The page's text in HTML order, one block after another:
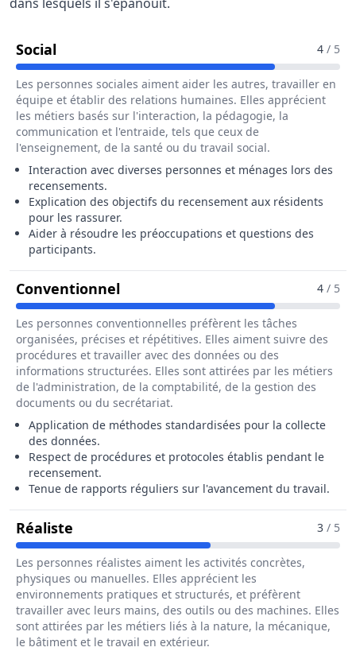
SocialPour Le Métier De Agent Recenseur /4 / 5
Les personnes sociales aiment aider les autres, travailler en
équipe et établir des relations humaines. Elles apprécient
les métiers basés sur l'interaction, la pédagogie, la
communication et l'entraide, tels que ceux de
l'enseignement, de la santé ou du travail social.
Interaction avec diverses personnes et ménages lors des
recensements.
Explication des objectifs du recensement aux résidents
pour les rassurer.
Aider à résoudre les préoccupations et questions des
participants.
ConventionnelPour Le Métier De Agent 4 / 5
Les personnes conventionnelles préfèrent les tâches
organisées, précises et répétitives. Elles aiment suivre des
procédures et travailler avec des données ou des
informations structurées. Elles sont attirées par les métiers
de l'administration, de la comptabilité, de la gestion des
documents ou du secrétariat.
Application de méthodes standardisées pour la collecte
des données.
Respect de procédures et protocoles établis pendant le
recensement.
Tenue de rapports réguliers sur l'avancement du travail.
Réaliste Pour Le Métier De Agent Recenseur /
3 / 5
Les personnes réalistes aiment les activités concrètes,
physiques ou manuelles. Elles apprécient les
environnements pratiques et structurés, et préfèrent
travailler avec leurs mains, des outils ou des machines. Elles
sont attirées par les métiers liés à la nature, la mécanique,
le bâtiment et le travail en extérieur.